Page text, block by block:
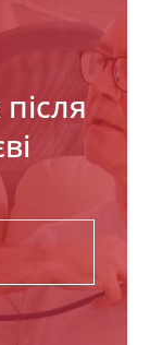
після